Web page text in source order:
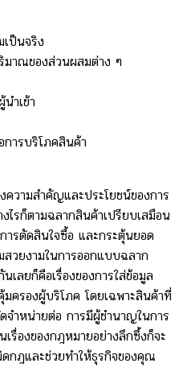
ป็นจริง
าณของส่วนผสมต่าง ๆ
ำเข้า
การบริโภคสินค้า
วามสำคัญและประโยชน์ของการ
ไรก็ตามฉลากสินค้าเปรียบเสมือน
รตัดสินใจซื้อ และกระตุ้นยอด
วยงามในการออกแบบฉลาก
ลยก็คือเรื่องของการใส่ข้อมูล
ครองผู้บริโภค โดยเฉพาะสินค้าที่
จำหน่ายต่อ การมีผู้ชำนาญในการ
รื่องของกฎหมายอย่างลึกซึ้งก็จะ
ดกฎและช่วยทำให้ธุรกิจของคุณ